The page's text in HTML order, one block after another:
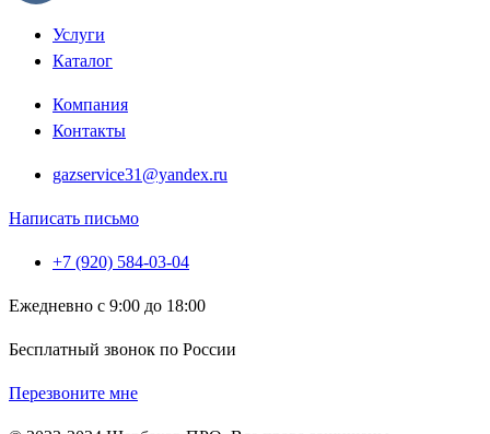
Услуги
Каталог
Компания
Контакты
gazservice31@yandex.ru
Написать письмо
+7 (920) 584-03-04
Ежедневно с 9:00 до 18:00
Бесплатный звонок по России
Перезвоните мне